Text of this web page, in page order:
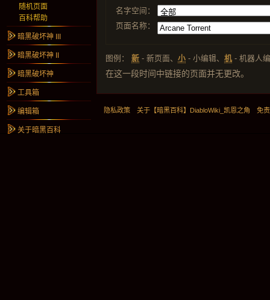
名字空间：
页面名称：
图例： 新 - 新页面、 小 - 小编辑、 机 - 机器人
在这一段时间中链接的页面并无更改。
随机页面
百科帮助
暗黑破坏神 III
暗黑破坏神 II
暗黑破坏神
工具箱
编辑箱
关于暗黑百科
隐私政策 关于【暗黑百科】DiabloWiki_凯恩之角 免